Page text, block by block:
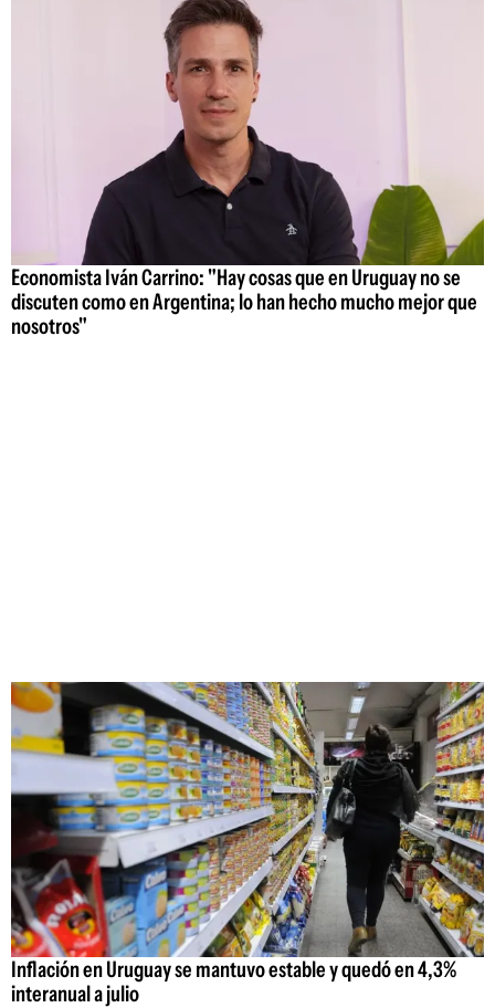
Economista Iván Carrino: "Hay cosas que en Uruguay no se
discuten como en Argentina; lo han hecho mucho mejor que
nosotros"
Inflación en Uruguay se mantuvo estable y quedó en 4,3%
interanual a julio